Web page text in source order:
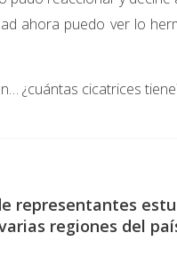
ahora puedo ver lo
¿cuántas cicatrices
representantes
regiones del